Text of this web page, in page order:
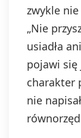
zwykle
„Nie
usiadła
pojawi
charakter
nie